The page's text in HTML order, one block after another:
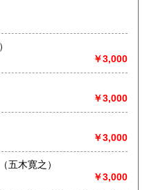
、自然科学、美術工芸、国
献、趣味、外国書、サブ
￥3,000
￥3,000
￥3,000
青春の門 第一部 筑豊篇 上 （五木寛之）
￥3,000